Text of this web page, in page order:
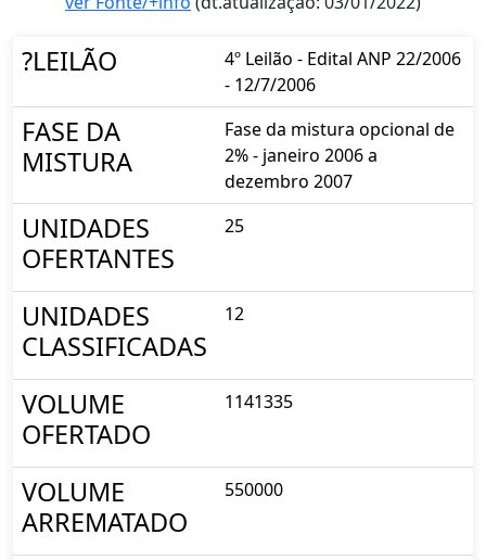
?LEILÃO
4º Leilão - Edital ANP 22/2006
- 12/7/2006
FASE DA
MISTURA
Fase da mistura opcional de
2% - janeiro 2006 a
dezembro 2007
UNIDADES
OFERTANTES
25
UNIDADES
CLASSIFICADAS
12
VOLUME
OFERTADO
1141335
VOLUME
ARREMATADO
550000